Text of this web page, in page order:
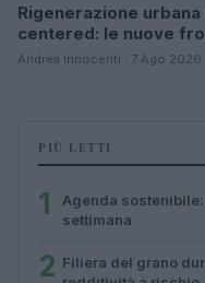
Rigenerazione
centered: le nuove
Andrea Innocenti · 7 Ago 2026
PIÙ LETTI
1
Agenda
settimana
2 Filiera del grano